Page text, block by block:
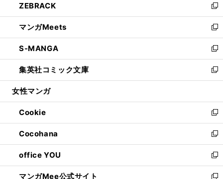
く
で
開
く
ド
ウ
で
開
く
ィ
ン
ド
ウ
で
開
く
い
ウ
ィ
ン
ド
ウ
で
開
ZEBRACK
新
し
い
ウ
ィ
ン
ド
ウ
開
く
マンガMeets
新
し
い
ウ
ィ
ン
ウ
で
開
く
S-MANGA
新
し
い
ウ
ン
ド
ウ
で
開
く
集英社コミック文庫
新
し
ウ
ィ
ン
ド
ウ
で
開
く
女性マンガ
Cookie
新
し
い
ウ
ィ
ン
ド
Cocohana
新
し
い
ウ
office YOU
新
し
マンガMee公式サイト